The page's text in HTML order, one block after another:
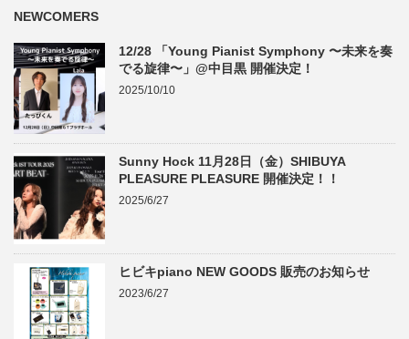
NEWCOMERS
12/28 「Young Pianist Symphony 〜未来を奏
でる旋律〜」@中目黒 開催決定！
2025/10/10
Sunny Hock 11月28日（金）SHIBUYA
PLEASURE PLEASURE 開催決定！！
2025/6/27
ヒビキpiano NEW GOODS 販売のお知らせ
2023/6/27